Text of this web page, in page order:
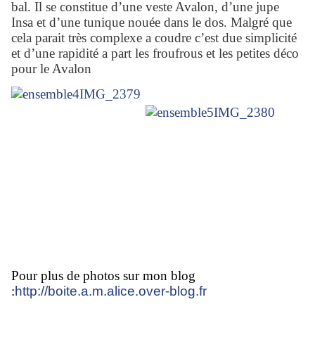
bal. Il se constitue d’une veste Avalon, d’une jupe
Insa et d’une tunique nouée dans le dos. Malgré que
cela parait très complexe a coudre c’est due simplicité
et d’une rapidité a part les froufrous et les petites déco
pour le Avalon
Pour plus de photos sur mon blog
:http://boite.a.m.alice.over-blog.fr